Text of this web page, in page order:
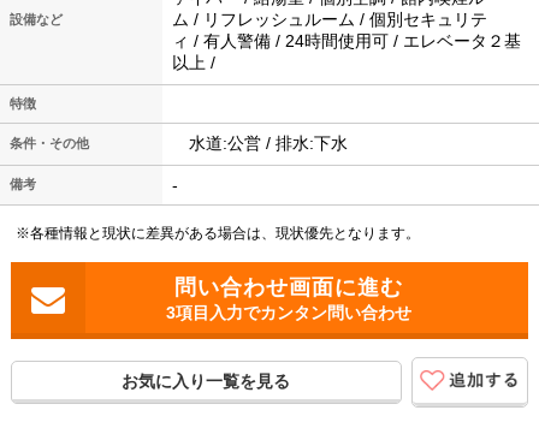
設備など
ム / リフレッシュルーム / 個別セキュリテ
ィ / 有人警備 / 24時間使用可 / エレベータ２基
以上 /
特徴
条件・その他 水道:公営 / 排水:下水
備考 -
※各種情報と現状に差異がある場合は、現状優先となります。
3項目入力でカンタン問い合わせ
お気に入り一覧を見る